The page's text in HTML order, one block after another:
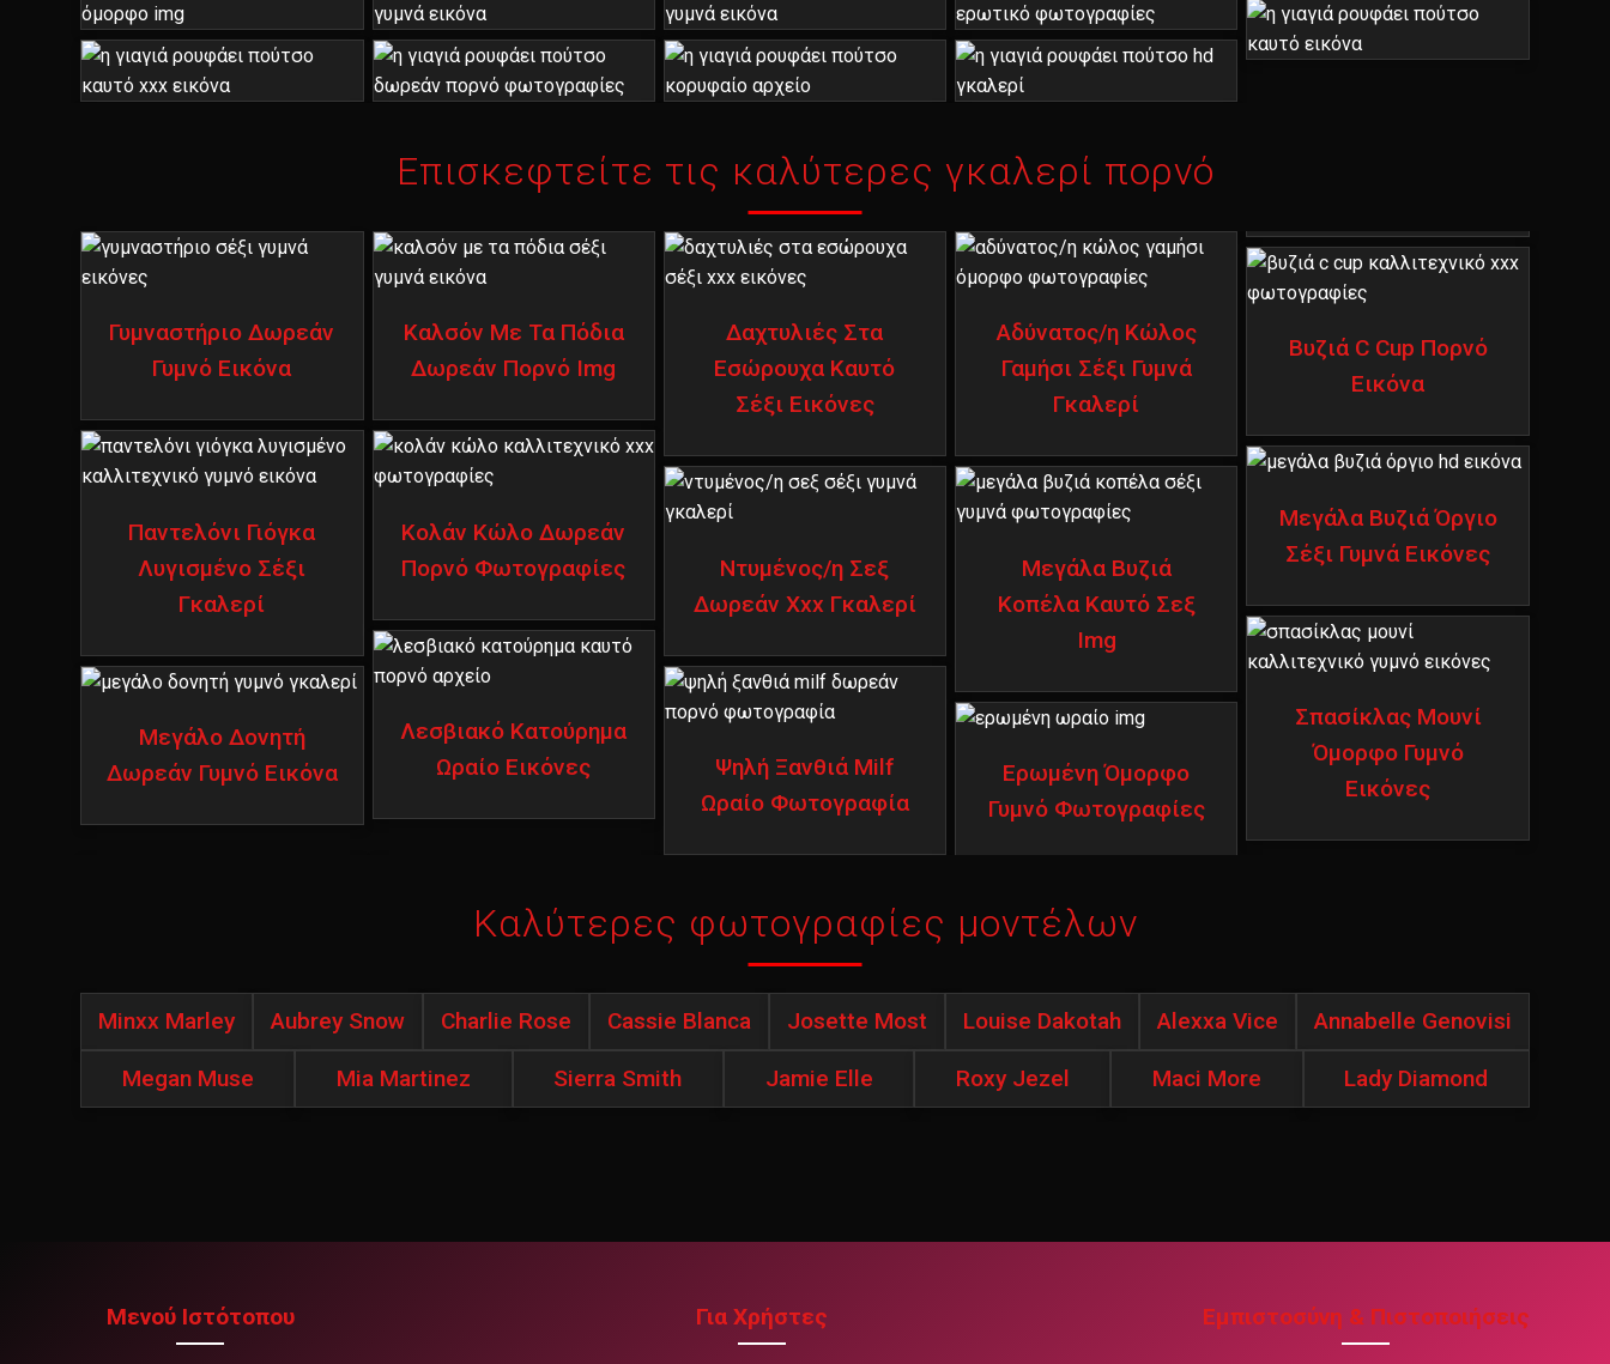
Επισκεφτείτε τις καλύτερες γκαλερί πορνό
Γυμναστήριο Δωρεάν
Γυμνό Εικόνα
Παντελόνι Γιόγκα
Λυγισμένο Σέξι
Γκαλερί
Μεγάλο Δονητή
Δωρεάν Γυμνό Εικόνα
Καλσόν Με Τα Πόδια
Δωρεάν Πορνό Img
Κολάν Κώλο Δωρεάν
Πορνό Φωτογραφίες
Λεσβιακό Κατούρημα
Ωραίο Εικόνες
Δαχτυλιές Στα
Εσώρουχα Καυτό
Σέξι Εικόνες
Ντυμένος/η Σεξ
Δωρεάν Xxx Γκαλερί
Ψηλή Ξανθιά Milf
Ωραίο Φωτογραφία
Αδύνατος/η Κώλος
Γαμήσι Σέξι Γυμνά
Γκαλερί
Μεγάλα Βυζιά
Κοπέλα Καυτό Σεξ
Img
Ερωμένη Όμορφο
Γυμνό Φωτογραφίες
Βυζιά C Cup Πορνό
Εικόνα
Μεγάλα Βυζιά Όργιο
Σέξι Γυμνά Εικόνες
Σπασίκλας Μουνί
Όμορφο Γυμνό
Εικόνες
Καλύτερες φωτογραφίες μοντέλων
Minxx Marley Aubrey Snow Charlie Rose Cassie Blanca Josette Most Louise Dakotah Alexxa Vice Annabelle Genovisi
Megan Muse Mia Martinez Sierra Smith Jamie Elle Roxy Jezel Maci More Lady Diamond
Μενού Ιστότοπου Για Χρήστες Εμπιστοσύνη & Πιστοποιήσεις